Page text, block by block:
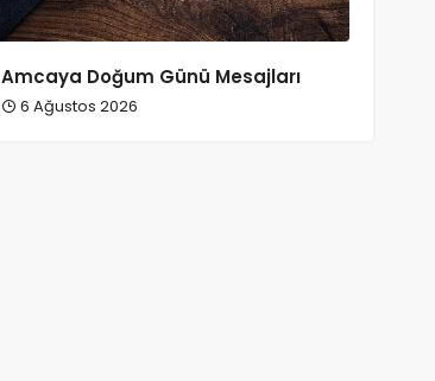
Amcaya Doğum Günü Mesajları
6 Ağustos 2026